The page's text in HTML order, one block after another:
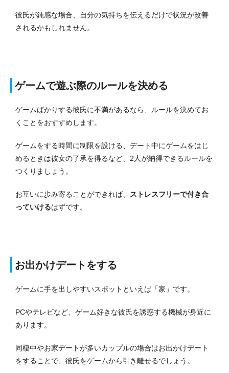
彼氏が鈍感な場合、自分の気持ちを伝えるだけで状況が改善
されるかもしれません。
ゲームで遊ぶ際のルールを決める
ゲームばかりする彼氏に不満があるなら、ルールを決めてお
くことをおすすめします。
ゲームをする時間に制限を設ける、デート中にゲームをはじ
めるときは彼女の了承を得るなど、2人が納得できるルールを
つくりましょう。
お互いに歩み寄ることができれば、
ストレスフリーで付き合
っていけるはずです。
お出かけデートをする
ゲームに手を出しやすいスポットといえば「家」です。
PCやテレビなど、ゲーム好きな彼氏を誘惑する機械が身近に
あります。
同棲中やお家デートが多いカップルの場合はお出かけデート
をすることで、彼氏をゲームから引き離せるでしょう。